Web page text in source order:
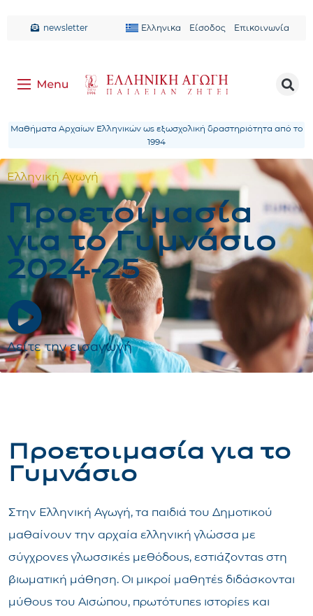
newsletter Ελληνικα Είσοδος Επικοινωνία
Μαθήματα Αρχαίων Ελληνικών ως εξωσχολική δραστηριότητα από το
1994
Ελληνική Αγωγή
Προετοιμασία
για το Γυμνάσιο
2024-25
Δείτε την εισαγωγή
Προετοιμασία για το
Γυμνάσιο
Στην Ελληνική Αγωγή, τα παιδιά του Δημοτικού
μαθαίνουν την αρχαία ελληνική γλώσσα με
σύγχρονες γλωσσικές μεθόδους, εστιάζοντας στη
βιωματική μάθηση. Οι μικροί μαθητές διδάσκονται
μύθους του Αισώπου, πρωτότυπες ιστορίες και